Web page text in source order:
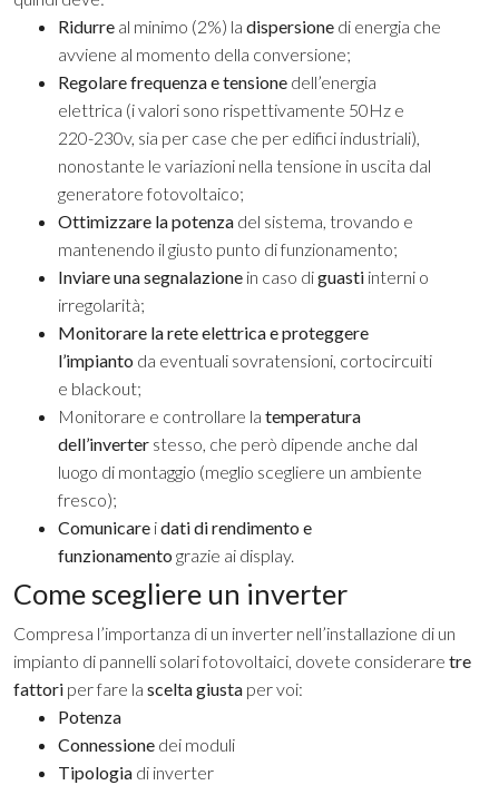
Ridurre al minimo (2%) la dispersione di energia che
avviene al momento della conversione;
Regolare frequenza e tensione dell’energia
elettrica (i valori sono rispettivamente 50Hz e
220-230v, sia per case che per edifici industriali),
nonostante le variazioni nella tensione in uscita dal
generatore fotovoltaico;
Ottimizzare la potenza del sistema, trovando e
mantenendo il giusto punto di funzionamento;
Inviare una segnalazione in caso diguasti interni o
irregolarità;
Monitorare la rete elettrica e proteggere
l’impianto da eventuali sovratensioni, cortocircuiti
e blackout;
Monitorare e controllare la temperatura
dell’inverter stesso, che però dipende anche dal
luogo di montaggio (meglio scegliere un ambiente
fresco);
Comunicare idati di rendimento e
funzionamento grazie ai display.
Come scegliere un inverter
Compresa l’importanza di un inverter nell’installazione di un
impianto di pannelli solari fotovoltaici, dovete considerare tre
fattori per fare la scelta giusta per voi:
Potenza
Connessione dei moduli
Tipologia di inverter